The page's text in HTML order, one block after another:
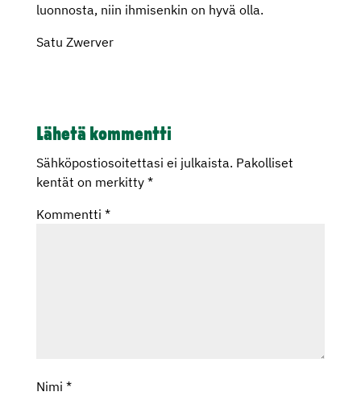
luonnosta, niin ihmisenkin on hyvä olla.
Satu Zwerver
Lähetä kommentti
Sähköpostiosoitettasi ei julkaista. Pakolliset
kentät on merkitty *
Kommentti *
Nimi *